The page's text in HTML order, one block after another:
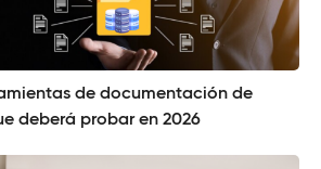
de documentación de
deberá probar en 2026